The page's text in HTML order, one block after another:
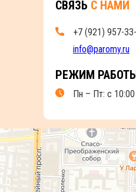
СВЯЗЬ С НАМИ
+7 (921) 957-
info@paromy.ru
РЕЖИМ
Пн – Пт: с